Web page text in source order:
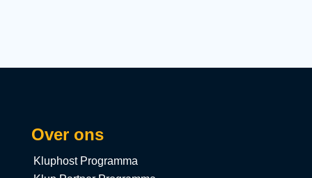
Over ons
Kluphost Programma